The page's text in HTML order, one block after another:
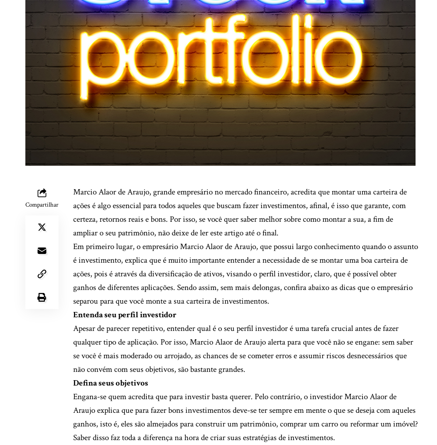
Compartilhar
Marcio Alaor de Araujo, grande empresário no mercado financeiro, acredita que montar uma carteira de
ações é algo essencial para todos aqueles que buscam fazer investimentos, afinal, é isso que garante, com
certeza, retornos reais e bons. Por isso, se você quer saber melhor sobre como montar a sua, a fim de
ampliar o seu patrimônio, não deixe de ler este artigo até o final.
Em primeiro lugar, o empresário Marcio Alaor de Araujo, que possui largo conhecimento quando o assunto
é investimento, explica que é muito importante entender a necessidade de se montar uma boa carteira de
ações, pois é através da diversificação de ativos, visando o perfil investidor, claro, que é possível obter
ganhos de diferentes aplicações. Sendo assim, sem mais delongas, confira abaixo as dicas que o empresário
separou para que você monte a sua carteira de investimentos.
Entenda seu perfil investidor
Apesar de parecer repetitivo, entender qual é o seu perfil investidor é uma tarefa crucial antes de fazer
qualquer tipo de aplicação. Por isso, Marcio Alaor de Araujo alerta para que você não se engane: sem saber
se você é mais moderado ou arrojado, as chances de se cometer erros e assumir riscos desnecessários que
não convém com seus objetivos, são bastante grandes.
Defina seus objetivos
Engana-se quem acredita que para investir basta querer. Pelo contrário, o investidor Marcio Alaor de
Araujo explica que para fazer bons investimentos deve-se ter sempre em mente o que se deseja com aqueles
ganhos, isto é, eles são almejados para construir um patrimônio, comprar um carro ou reformar um imóvel?
Saber disso faz toda a diferença na hora de criar suas estratégias de investimentos.